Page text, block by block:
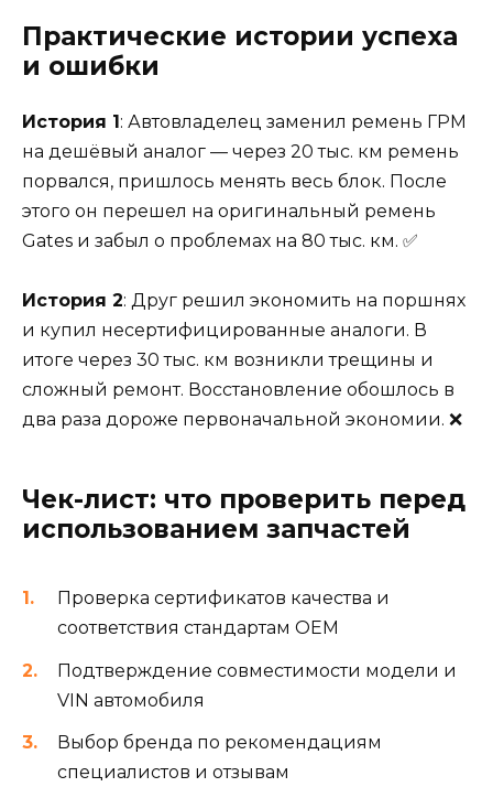
Практические истории успеха
и ошибки
История 1: Автовладелец заменил ремень ГРМ
на дешёвый аналог — через 20 тыс. км ремень
порвался, пришлось менять весь блок. После
этого он перешел на оригинальный ремень
Gates и забыл о проблемах на 80 тыс. км. ✅
История 2: Друг решил экономить на поршнях
и купил несертифицированные аналоги. В
итоге через 30 тыс. км возникли трещины и
сложный ремонт. Восстановление обошлось в
два раза дороже первоначальной экономии. ❌
Чек-лист: что проверить перед
использованием запчастей
Проверка сертификатов качества и
соответствия стандартам OEM
Подтверждение совместимости модели и
VIN автомобиля
Выбор бренда по рекомендациям
специалистов и отзывам